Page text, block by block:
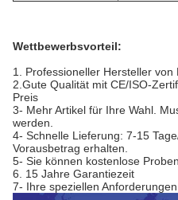
Wettbewerbsvorteil:
1. Professioneller Hersteller
2.Gute Qualität mit CE/ISO-
Preis
3- Mehr Artikel für Ihre Wahl.
werden.
4- Schnelle Lieferung: 7-15
Vorausbetrag erhalten.
5- Sie können kostenlose
6. 15 Jahre Garantiezeit
7- Ihre speziellen